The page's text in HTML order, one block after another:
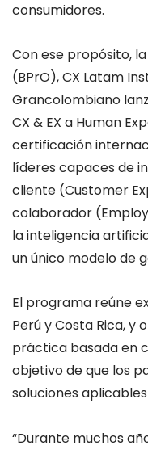
consumidores.
Con ese propósito,
(BPrO), CX Latam
Grancolombiano
CX & EX a Human
certificación
líderes capaces de
cliente (Customer
colaborador
la inteligencia
un único modelo de
El programa reúne
Perú y Costa Rica,
práctica basada en
objetivo de que los
soluciones
“Durante muchos